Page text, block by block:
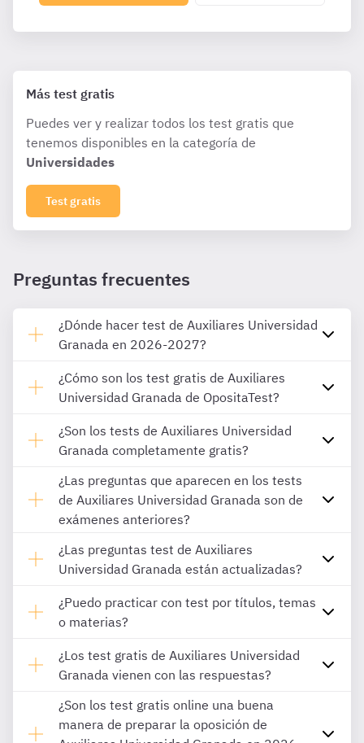
Más test gratis
Puedes ver y realizar todos los test gratis que
tenemos disponibles en la categoría de
Universidades
Test gratis
Preguntas frecuentes
¿Dónde hacer test de Auxiliares Universidad
Granada en 2026-2027?
¿Cómo son los test gratis de Auxiliares
Universidad Granada de OpositaTest?
¿Son los tests de Auxiliares Universidad
Granada completamente gratis?
¿Las preguntas que aparecen en los tests
de Auxiliares Universidad Granada son de
exámenes anteriores?
¿Las preguntas test de Auxiliares
Universidad Granada están actualizadas?
¿Puedo practicar con test por títulos, temas
o materias?
¿Los test gratis de Auxiliares Universidad
Granada vienen con las respuestas?
¿Son los test gratis online una buena
manera de preparar la oposición de